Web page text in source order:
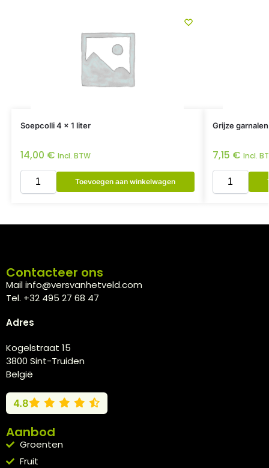
Soepcolli 4 x 1 liter
14,00 € Incl. BTW
Toevoegen aan winkelwagen
Grijze
7,15 € Incl.
Contacteer ons
Mail info@versvanhetveld.com
Tel. +32 495 27 68 47
Adres
Kogelstraat 15
3800 Sint-Truiden
België
4.8
Aanbod
Groenten
Fruit